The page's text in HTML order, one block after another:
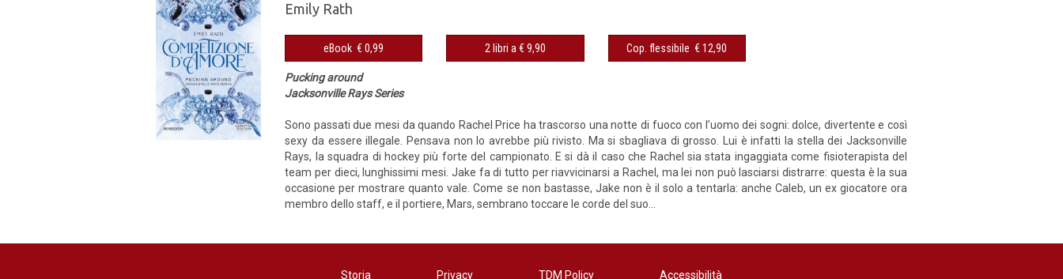
Emily Rath
eBook € 0,99 2 libri a € 9,90 Cop. flessibile € 12,90
Pucking around
Jacksonville Rays Series
Sono passati due mesi da quando Rachel Price ha trascorso una notte di fuoco con l’uomo dei sogni: dolce, divertente e così
sexy da essere illegale. Pensava non lo avrebbe più rivisto. Ma si sbagliava di grosso. Lui è infatti la stella dei Jacksonville
Rays, la squadra di hockey più forte del campionato. E si dà il caso che Rachel sia stata ingaggiata come fisioterapista del
team per dieci, lunghissimi mesi. Jake fa di tutto per riavvicinarsi a Rachel, ma lei non può lasciarsi distrarre: questa è la sua
occasione per mostrare quanto vale. Come se non bastasse, Jake non è il solo a tentarla: anche Caleb, un ex giocatore ora
membro dello staff, e il portiere, Mars, sembrano toccare le corde del suo...
Storia Privacy TDM Policy Accessibilità